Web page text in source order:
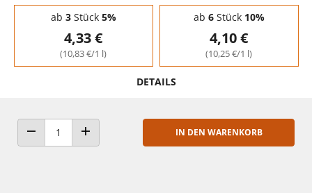
Staffelpreise - Mengenrabatt
ab 3Stück 5%
4,33 €
(10,83 €/1 l)
ab 6Stück 10%
4,10 €
(10,25 €/1 l)
DETAILS
ANZAHL VERRINGERNANZAHL ERHÖHEN
IN DEN WARENKORB